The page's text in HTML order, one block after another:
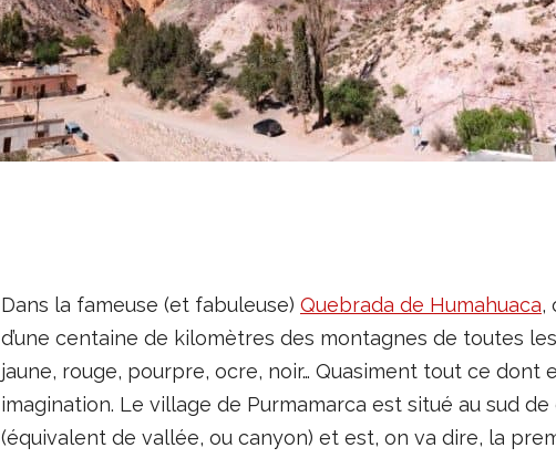
Dans la fameuse (et fabuleuse) Quebrada de Humahuaca,
d’une centaine de kilomètres des montagnes de toutes
jaune, rouge, pourpre, ocre, noir… Quasiment tout ce dont
imagination. Le village de Purmamarca est situé au sud
(équivalent de vallée, ou canyon) et est, on va dire, la